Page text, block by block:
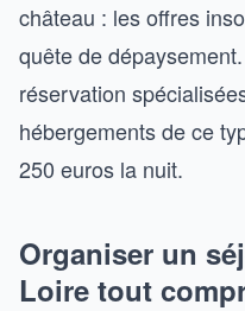
château : les offres
quête de
réservation
hébergements de ce
250 euros la nuit.
Organiser un
Loire tout